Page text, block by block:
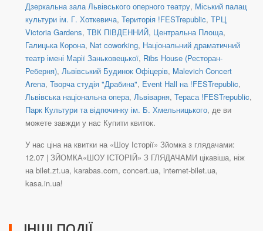
Дзеркальна зала Львівського оперного театру, Міський палац
культури ім. Г. Хоткевича, Територія !FESTrepublic, ТРЦ
Victoria Gardens, ТВК ПІВДЕННИЙ, Центральна Площа,
Галицька Корона, Nat coworking, Національний драматичний
театр імені Марії Заньковецької, Ribs House (Ресторан-
Реберня), Львівський Будинок Офіцерів, Malevich Concert
Arena, Творча студія "Драбина", Event Hall на !FESTrepublic,
Львівська національна опера, Львіварня, Тераса !FESTrepublic,
Парк Культури та відпочинку ім. Б. Хмельницького, де ви
можете завжди у нас Купити квиток.
У нас ціна на квитки на «Шоу Історії» Зйомка з глядачами:
12.07 | ЗЙОМКА«ШОУ ІСТОРІЙ» З ГЛЯДАЧАМИ цікавіша, ніж
на bilet.zt.ua, karabas.com, concert.ua, internet-bilet.ua,
kasa.in.ua!